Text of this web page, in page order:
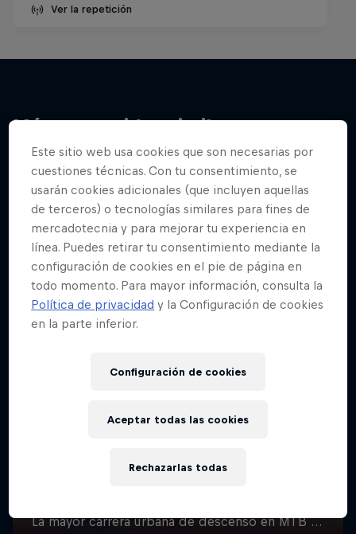
Ver la repetición
Más contenidos similares
Este sitio web usa cookies que son necesarias por
cuestiones técnicas. Con tu consentimiento, se
usarán cookies adicionales (que incluyen aquellas
de terceros) o tecnologías similares para fines de
mercadotecnia y para mejorar tu experiencia en
línea. Puedes retirar tu consentimiento mediante la
configuración de cookies en el pie de página en
todo momento. Para mayor información, consulta la
Política de privacidad y la Configuración de cookies
en la parte inferior.
Configuración de cookies
Rechazarlas todas
Aceptar todas las cookies